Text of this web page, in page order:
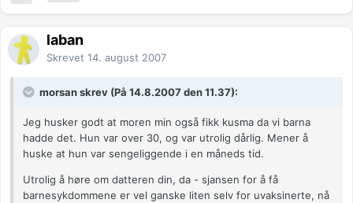
laban
Skrevet 14. august 2007
morsan skrev (På 14.8.2007 den 11.37):
Jeg husker godt at moren min også fikk kusma da vi barna
hadde det. Hun var over 30, og var utrolig dårlig. Mener å
huske at hun var sengeliggende i en måneds tid.
Utrolig å høre om datteren din, da - sjansen for å få
barnesykdommene er vel ganske liten selv for uvaksinerte, nå